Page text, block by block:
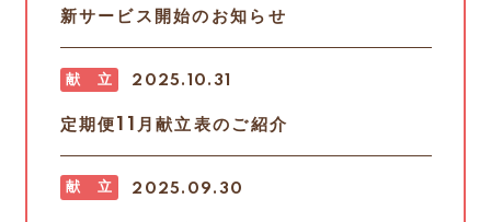
新サービス開始のお知らせ
2025.10.31
献 立
定期便11月献立表のご紹介
2025.09.30
献 立